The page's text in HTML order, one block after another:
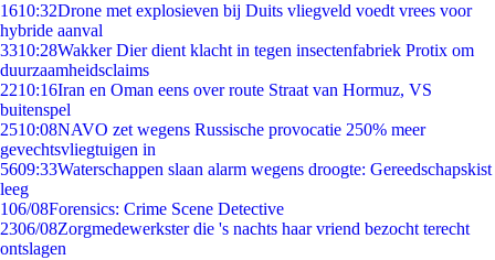
1610:32Drone met explosieven bij Duits vliegveld voedt vrees voor
hybride aanval
3310:28Wakker Dier dient klacht in tegen insectenfabriek Protix om
duurzaamheidsclaims
2210:16Iran en Oman eens over route Straat van Hormuz, VS
buitenspel
2510:08NAVO zet wegens Russische provocatie 250% meer
gevechtsvliegtuigen in
5609:33Waterschappen slaan alarm wegens droogte: Gereedschapskist
leeg
106/08Forensics: Crime Scene Detective
2306/08Zorgmedewerkster die 's nachts haar vriend bezocht terecht
ontslagen